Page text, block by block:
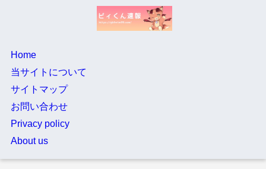
Home
当サイトについて
サイトマップ
お問い合わせ
Privacy policy
About us